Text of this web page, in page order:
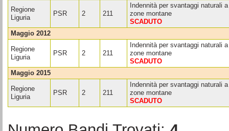
Regione
Liguria
PSR 2 211
Indennità per svantaggi naturali
zone montane
SCADUTO
maggio 2012
Regione
Liguria
PSR 2 211
Indennità per svantaggi naturali
zone montane
SCADUTO
maggio 2015
Regione
Liguria
PSR 2 211
Indennità per svantaggi naturali
zone montane
SCADUTO